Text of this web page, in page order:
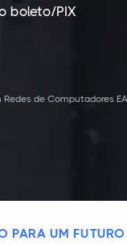
boleto/PIX
de Computadores
PARA UM